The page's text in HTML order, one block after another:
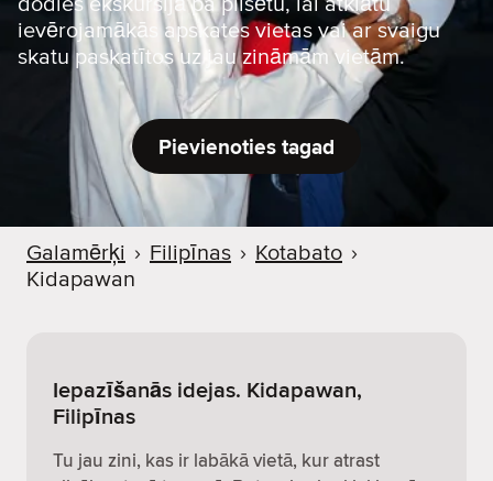
dodies ekskursijā pa pilsētu, lai atklātu
ievērojamākās apskates vietas vai ar svaigu
skatu paskatītos uz jau zināmām vietām.
Pievienoties tagad
Galamērķi › Filipīnas › Kotabato ›
Kidapawan
Iepazīšanās idejas. Kidapawan,
Filipīnas
Tu jau zini, kas ir labākā vietā, kur atrast